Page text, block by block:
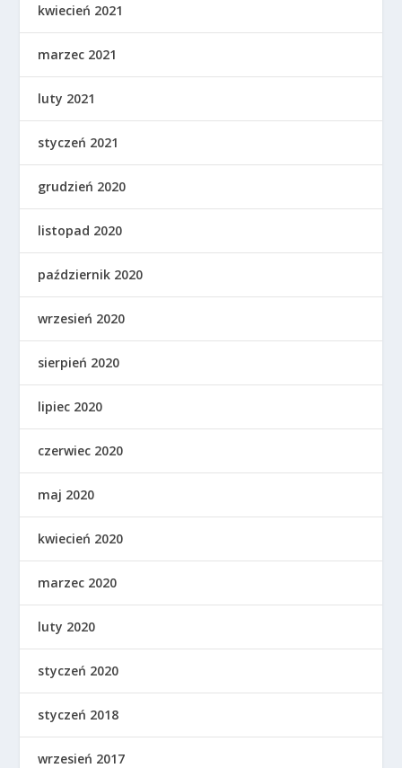
kwiecień 2021
marzec 2021
luty 2021
styczeń 2021
grudzień 2020
listopad 2020
październik 2020
wrzesień 2020
sierpień 2020
lipiec 2020
czerwiec 2020
maj 2020
kwiecień 2020
marzec 2020
luty 2020
styczeń 2020
styczeń 2018
wrzesień 2017